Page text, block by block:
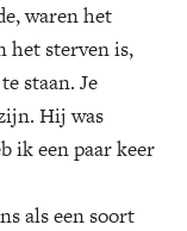
waren het
het sterven is,
staan. Je
Hij was
ik een paar keer
als een soort